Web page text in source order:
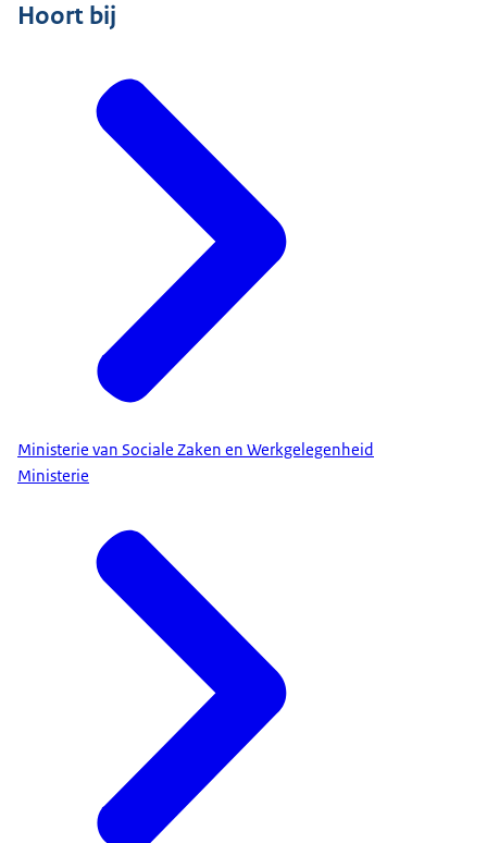
Hoort bij
Ministerie van Sociale Zaken en Werkgelegenheid
Ministerie